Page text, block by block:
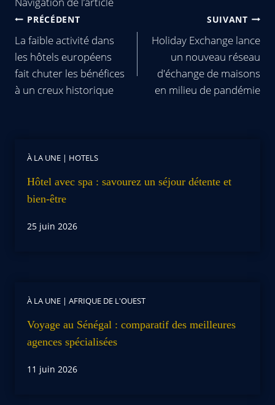
PRÉCÉDENT
La faible activité dans
les hôtels européens
fait chuter les bénéfices
à un creux historique
SUIVANT
Holiday Exchange lance
un nouveau réseau
d'échange de maisons
en milieu de pandémie
À LA UNE | HOTELS
Hôtel avec spa : savourez un séjour détente et
bien-être
25 juin 2026
À LA UNE | AFRIQUE DE L'OUEST
Voyage au Sénégal : comparatif des meilleures
agences spécialisées
11 juin 2026